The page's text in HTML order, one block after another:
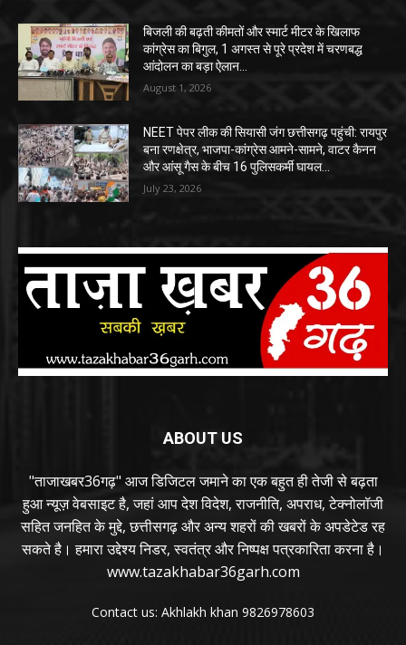
बिजली की बढ़ती कीमतों और स्मार्ट मीटर के खिलाफ
कांग्रेस का बिगुल, 1 अगस्त से पूरे प्रदेश में चरणबद्ध
आंदोलन का बड़ा ऐलान…
August 1, 2026
NEET पेपर लीक की सियासी जंग छत्तीसगढ़ पहुंची: रायपुर
बना रणक्षेत्र, भाजपा-कांग्रेस आमने-सामने, वाटर कैनन
और आंसू गैस के बीच 16 पुलिसकर्मी घायल…
July 23, 2026
ABOUT US
"ताजाखबर36गढ़" आज डिजिटल जमाने का एक बहुत ही तेजी से बढ़ता
हुआ न्यूज़ वेबसाइट है, जहां आप देश विदेश, राजनीति, अपराध, टेक्नोलॉजी
सहित जनहित के मुद्दे, छत्तीसगढ़ और अन्य शहरों की खबरों के अपडेटेड रह
सकते है। हमारा उद्देश्य निडर, स्वतंत्र और निष्पक्ष पत्रकारिता करना है।
www.tazakhabar36garh.com
Contact us: Akhlakh khan 9826978603